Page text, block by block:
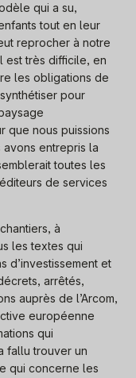
qui a su,
tout en leur
reprocher à notre
est très difficile, en
les obligations de
pour
que nous puissions
entrepris la
toutes les
de services
à
les textes qui
d’investissement et
arrêtés,
auprès de l’Arcom,
européenne
qui
fallu trouver un
qui concerne les